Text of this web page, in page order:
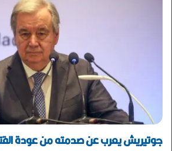
جوتيريش يعرب عن صدمته من عودة